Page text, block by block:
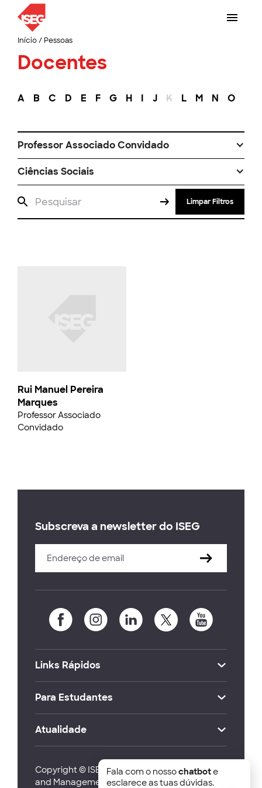
Início/ Pessoas
Docentes
A B C D E F G H I J K L M N O
Professor Associado Convidado
Ciências Sociais
Limpar Filtros
Rui Manuel Pereira
Marques
Professor Associado
Convidado
Subscreva a newsletter do ISEG
Links Rápidos
Para Estudantes
Atualidade
Copyright © ISEG Lisbon School of Economics
and Management 2026
Fala com o nossochatbote
esclarece as tuas dúvidas.